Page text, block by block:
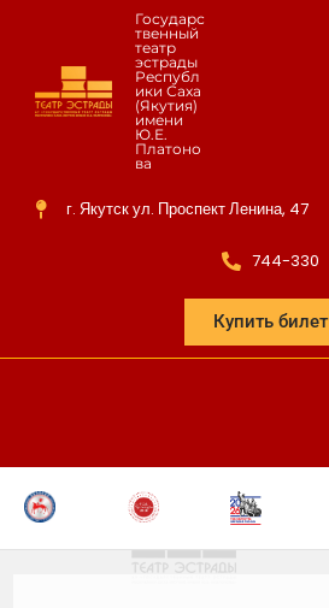
Государс
твенный
театр
эстрады
Республ
ики Саха
(Якутия)
имени
Ю.Е.
Платоно
ва
г. Якутск ул. Проспект Ленина, 47
744-330
Купить билет